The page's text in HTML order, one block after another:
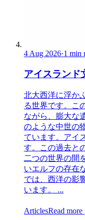
4 Aug 2026·1 min
アイスランド
北大西洋に浮か
る世界です。こ
ながら、膨大な
のような中世の
ています。アイ
す。この過去と
二つの世界の間
いエルフの存在
では、西洋の影
います。 ...
ArticlesRead more